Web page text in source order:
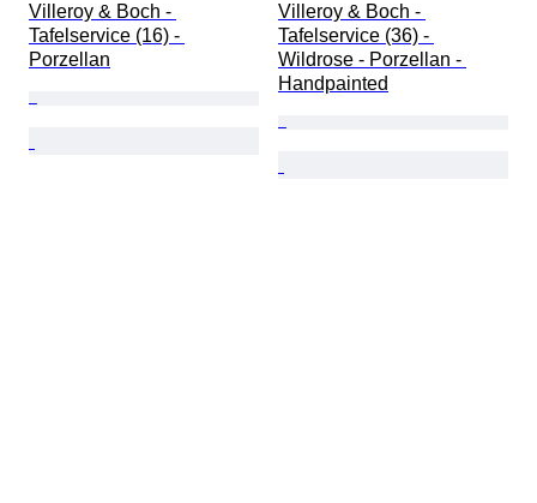
Villeroy & Boch -
Tafelservice (16) -
Porzellan
Villeroy & Boch -
Tafelservice (36) -
Wildrose - Porzellan -
Handpainted